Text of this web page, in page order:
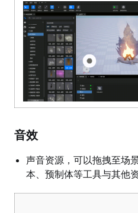
音效
声音资源，可以拖拽至场
本、预制体等工具与其他